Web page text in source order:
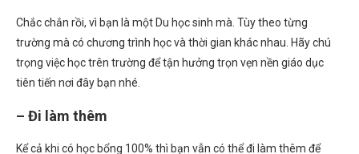
Chắc chắn rồi, vì bạn là một Du học sinh mà. Tùy theo từng
trường mà có chương trình học và thời gian khác nhau. Hãy chú
trọng việc học trên trường để tận hưởng trọn vẹn nền giáo dục
tiên tiến nơi đây bạn nhé.
– Đi làm thêm
Kể cả khi có học bổng 100% thì bạn vẫn có thể đi làm thêm để